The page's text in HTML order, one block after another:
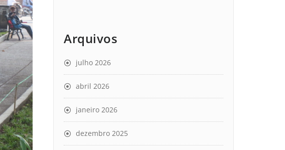
Arquivos
julho 2026
abril 2026
janeiro 2026
dezembro 2025